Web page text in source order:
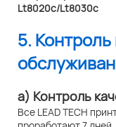
5. Контроль
а) Контроль
Все LEAD TECH